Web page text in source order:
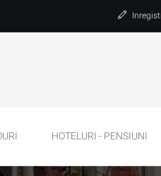
HOTELURI - PENSIUNI